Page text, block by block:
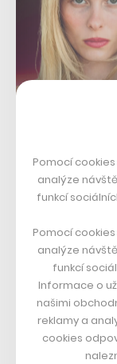
Igor Fait se ale
rozhodl
Pomocí
analýze
funkcí
Pomocí
analýze
funkcí
Informace o
našimi
reklamy a
cookies